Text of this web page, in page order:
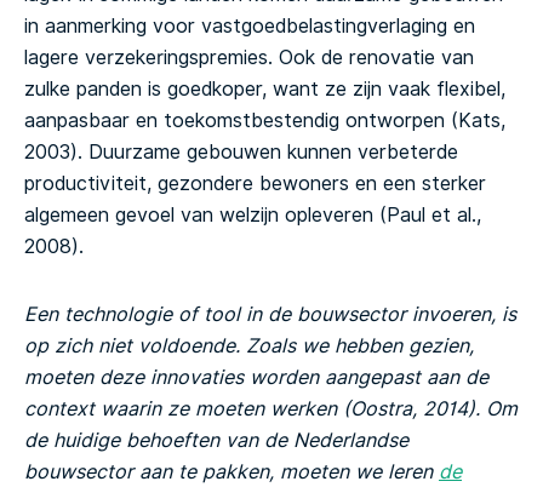
in aanmerking voor vastgoedbelastingverlaging en
lagere verzekeringspremies. Ook de renovatie van
zulke panden is goedkoper, want ze zijn vaak flexibel,
aanpasbaar en toekomstbestendig ontworpen (Kats,
2003). Duurzame gebouwen kunnen verbeterde
productiviteit, gezondere bewoners en een sterker
algemeen gevoel van welzijn opleveren (Paul et al.,
2008).
Een technologie of tool in de bouwsector invoeren, is
op zich niet voldoende. Zoals we hebben gezien,
moeten deze innovaties worden aangepast aan de
context waarin ze moeten werken (Oostra, 2014). Om
de huidige behoeften van de Nederlandse
bouwsector aan te pakken, moeten we leren de